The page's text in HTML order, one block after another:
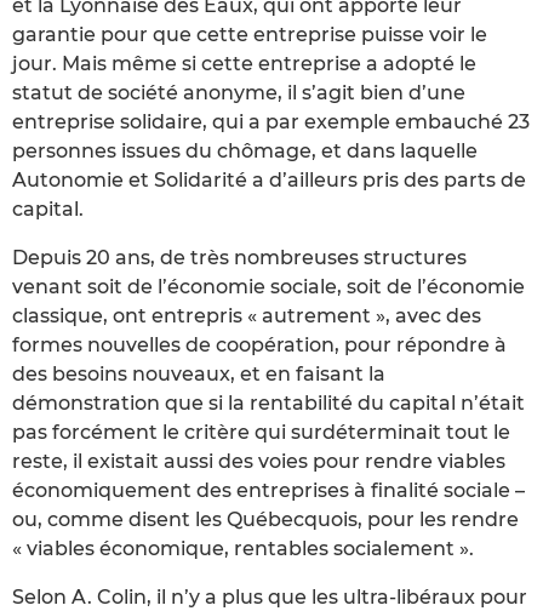
et la Lyonnaise des Eaux, qui ont apporté leur
garantie pour que cette entreprise puisse voir le
jour. Mais même si cette entreprise a adopté le
statut de société anonyme, il s’agit bien d’une
entreprise solidaire, qui a par exemple embauché 23
personnes issues du chômage, et dans laquelle
Autonomie et Solidarité a d’ailleurs pris des parts de
capital.
Depuis 20 ans, de très nombreuses structures
venant soit de l’économie sociale, soit de l’économie
classique, ont entrepris « autrement », avec des
formes nouvelles de coopération, pour répondre à
des besoins nouveaux, et en faisant la
démonstration que si la rentabilité du capital n’était
pas forcément le critère qui surdéterminait tout le
reste, il existait aussi des voies pour rendre viables
économiquement des entreprises à finalité sociale –
ou, comme disent les Québecquois, pour les rendre
« viables économique, rentables socialement ».
Selon A. Colin, il n’y a plus que les ultra-libéraux pour